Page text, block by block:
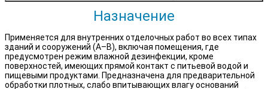
Назначение
Применяется для внутренних отделочных работ во всех типах
зданий и сооружений (А–В), включая помещения, где
предусмотрен режим влажной дезинфекции, кроме
поверхностей, имеющих прямой контакт с питьевой водой и
пищевыми продуктами. Предназначена для предварительной
обработки плотных, слабо впитывающих влагу оснований